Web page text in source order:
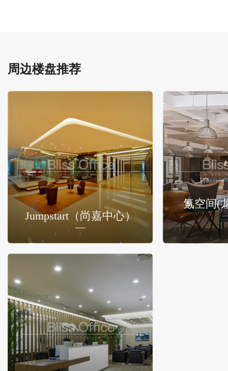
周边楼盘推荐
Jumpstart（尚嘉中心）
氪空间(